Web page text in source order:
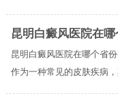
昆明白癜风医院在
昆明白癜风医院在哪个省
作为一种常见的皮肤疾病，